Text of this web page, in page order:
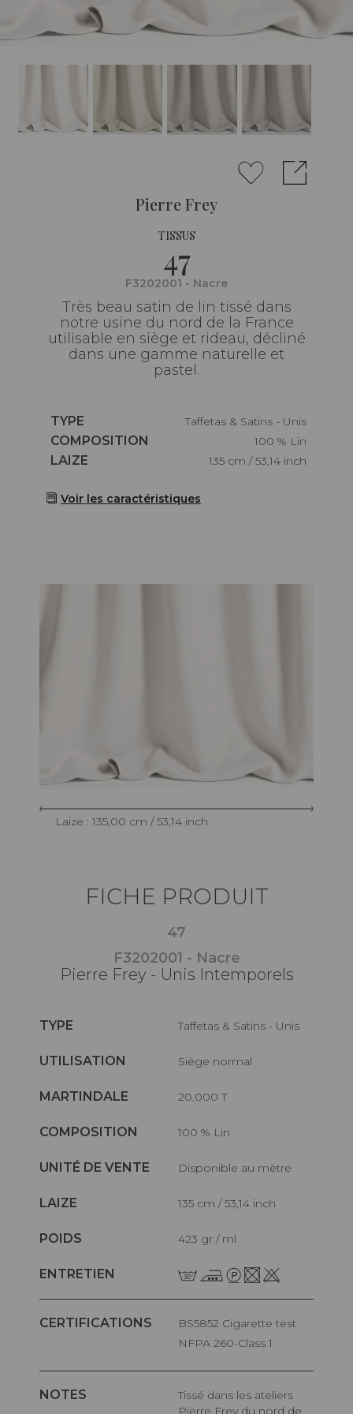
Pierre Frey
TISSUS
47
F3202001 - Nacre
Très beau satin de lin tissé dans
notre usine du nord de la France
utilisable en siège et rideau, décliné
dans une gamme naturelle et
pastel.
Caractéristiques
TYPE
Taffetas & Satins - Unis
Caractéristiques
COMPOSITION
100 % Lin
Caractéristiques
LAIZE 135 cm / 53,14 inch
Voir les caractéristiques
Laize : 135,00 cm / 53,14 inch
FICHE PRODUIT
47
F3202001 - Nacre
Pierre Frey - Unis Intemporels
TYPE Taffetas & Satins - Unis
UTILISATION Siège normal
MARTINDALE 20.000 T
COMPOSITION 100 % Lin
UNITÉ DE VENTE Disponible au mètre
LAIZE 135 cm / 53,14 inch
POIDS 423 gr / ml
ENTRETIEN
CERTIFICATIONS
BS5852 Cigarette test
NFPA 260-Class 1
NOTES
Tissé dans les ateliers
Pierre Frey du nord de